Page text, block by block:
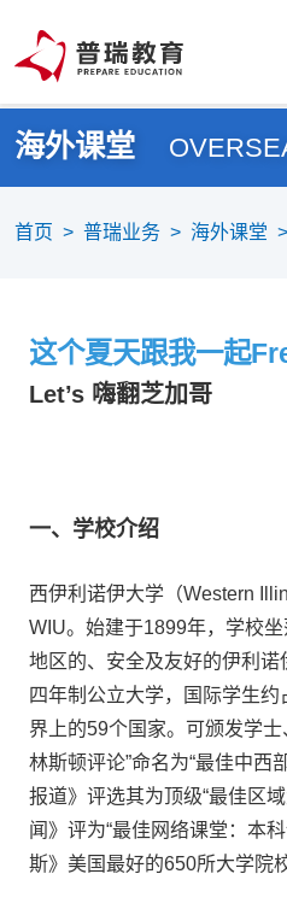
海外课堂
首页 > 普瑞业务 > 海外课堂 >
这个夏天跟我一起
Let’s 嗨翻芝加哥
一、学校介绍
西伊利诺伊大学（Western
WIU。始建于1899年，学校
地区的、安全及友好的伊利
四年制公立大学，国际学生
界上的59个国家。可颁发学
林斯顿评论”命名为“最佳中西
报道》评选其为顶级“最佳区
闻》评为“最佳网络课堂：本
斯》美国最好的650所大学院